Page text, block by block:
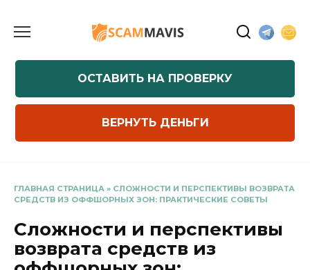
содержанию
ОСТАВИТЬ НА ПРОВЕРКУ
ВЕРНУТЬ ДЕНЬГИ
ГЛАВНАЯ СТРАНИЦА » СЛОЖНОСТИ И ПЕРСПЕКТИВЫ ВОЗВРАТА
СРЕДСТВ ИЗ ОФФШОРНЫХ ЗОН: ПРАКТИЧЕСКИЕ СОВЕТЫ
Сложности и перспективы
возврата средств из